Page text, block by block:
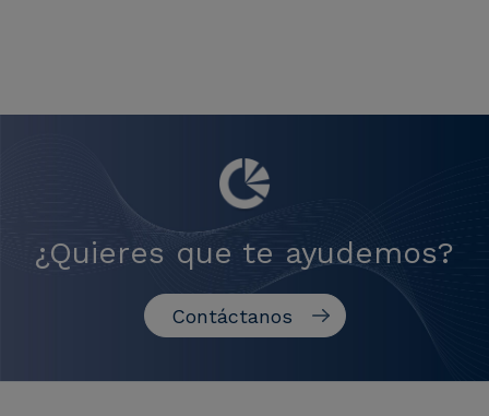
¿Quieres que te ayudemos?
Contáctanos